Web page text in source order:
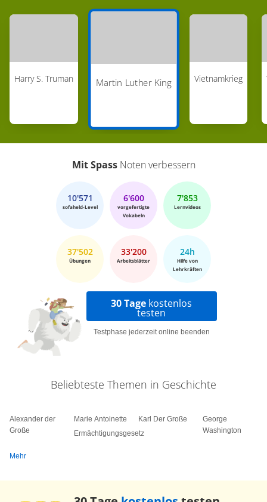
Harry S. Truman Martin Luther King Vietnamkrieg
Mit SpassNoten verbessern
10'571
sofaheld-Level
6'600
vorgefertigte
Vokabeln
7'853
Lernvideos
37'502
Übungen
33'200
Arbeitsblätter
24h
Hilfe von
Lehrkräften
30 Tage kostenlos
testen
Testphase jederzeit online beenden
Beliebteste Themen in Geschichte
Alexander der
Große
Marie Antoinette
Ermächtigungsgesetz
Karl Der Große
George
Washington
Mehr